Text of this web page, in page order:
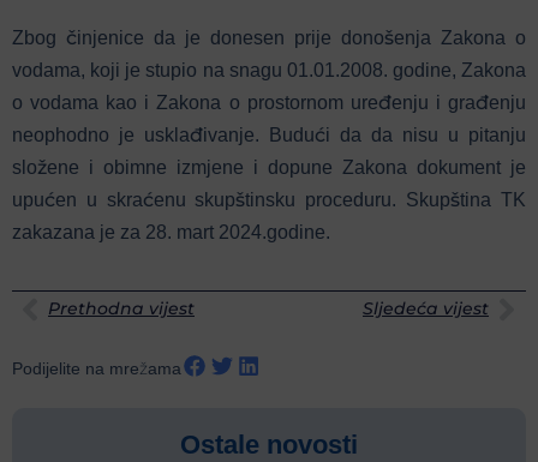
Zbog činjenice da je donesen prije donošenja Zakona o
vodama, koji je stupio na snagu 01.01.2008. godine, Zakona
o vodama kao i Zakona o prostornom uređenju i građenju
neophodno je usklađivanje. Budući da da nisu u pitanju
složene i obimne izmjene i dopune Zakona dokument je
upućen u skraćenu skupštinsku proceduru. Skupština TK
zakazana je za 28. mart 2024.godine.
Prethodna vijest Sljedeća vijest
Podijelite na mrežama
Ostale novosti